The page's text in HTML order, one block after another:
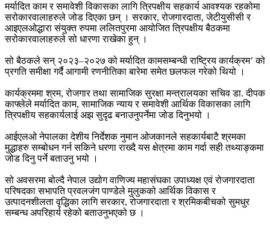
मर्यादित काम र समावेशी विकासका लागि त्रिपक्षीय सहकार्य आवश्यक रहकोमा
सरोकारवालाहरुले जोड दिएका छन् । सरकार, रोजगारदाता, जेटीयुसीसी र
आइएलओद्धारा संयुक्त रुपमा ललितपुरमा आयोजित त्रिपक्षीय बैठकमा
सरोकारवालाहरुले सो धारणा राखेका हुन् ।
सो बैठकले सन् २०२३–२०२७ को मर्यादित कामसम्बन्धी राष्ट्रिय कार्यक्रम’ को
प्रगति समीक्षा गर्दै आगामी रणनीतिका बारेमा समेत छलफल गरेको थियो ।
कार्यक्रममा श्रम, रोजगार तथा सामाजिक सुरक्षा मन्त्रालयका सचिव डा. दीपक
काफ्लेले मर्यादित काम, सामाजिक न्याय र समावेशी आर्थिक विकासका लागि
त्रिपक्षीय सहकार्यलाई अझ सुदृढ बनाउनुपर्नेमा जोड दिनुभयो ।
आईएलओ नेपालका देशीय निर्देशक नुमान ओजकानले सहकार्यबाटै श्रमका
मुद्धाहरु सम्बोधन गर्न सकिने धरणा राख्दै यस क्षेत्रमा काम गर्दा सही तथ्याङ्कमा
जोड दिनु पर्ने बताउनु भयो ।
सो अवसरमा बोल्दै नेपाल उद्योग वाणिज्य महासंघका उपाध्यक्ष एवं रोजगारदाता
परिषदका सभापति प्रवलजंग पाण्डेले मुलुकको आर्थिक विकास र
उत्पादनशीलता वृद्धिका लागि सरकार, रोजगारदाता र श्रमिकबीचको सुमधुर
सम्बन्ध अपरिहार्य रहेको बताउनुभएको छ ।